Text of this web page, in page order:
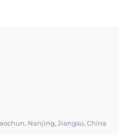
Nanjing, Jiangsu, China